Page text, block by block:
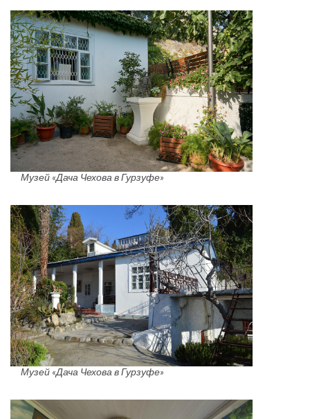
Музей «Дача Чехова в Гурзуфе»
Музей «Дача Чехова в Гурзуфе»